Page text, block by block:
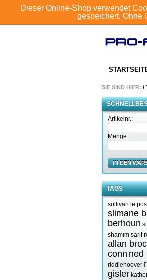
Dieser Online-Shop verwendet
gespeichert. Ohne
SIE SIND HIER: /
Artikelnr.:
Menge:
IN DEN
TAGS
sullivan le
slimane
berhoun
shamim sarif
allan
conn ned
riddlehoover
gisler